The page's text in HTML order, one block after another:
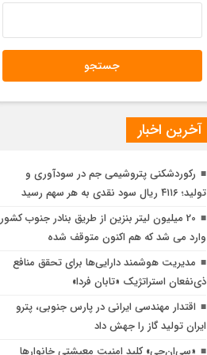
آخرین اخبار
رکوردشکنی پتروشیمی جم در سودآوری و
تولید؛ ۴۱۱۶ ریال سود نقدی به هر سهم رسید
20 میلیون لیتر بنزین از طریق بنادر جنوب کشور
وارد می شد که هم اکنون متوقف شده
مدیریت هوشمند دارایی‌ها برای تحقق منافع
ذی‌نفعان استراتژیک «تابان فردا»
اقتدار مهندسی ایرانی در پارس جنوبی، پترو
ایران تولید گاز را جهش داد
«سی‌ان‌جی» کلید امنیت معیشتی خانوارها